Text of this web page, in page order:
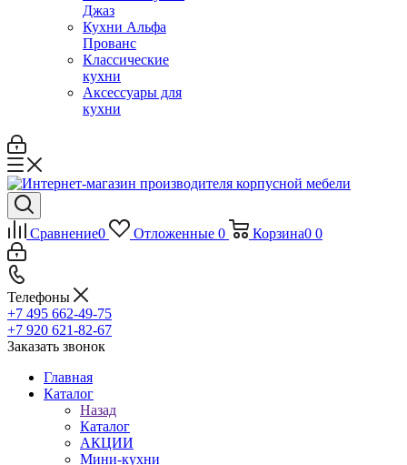
Джаз
Кухни Альфа
Прованс
Классические
кухни
Аксессуары для
кухни
Сравнение0 Отложенные 0 Корзина0 0
Телефоны
+7 495 662-49-75
+7 920 621-82-67
Заказать звонок
Главная
Каталог
Назад
Каталог
АКЦИИ
Мини-кухни